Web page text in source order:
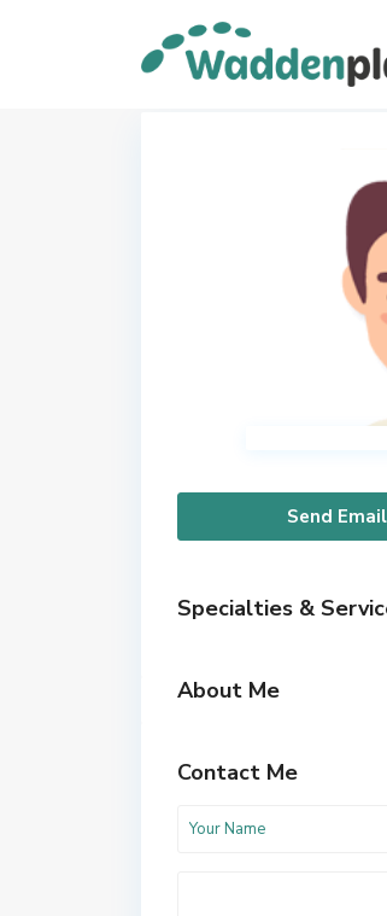
Send Email
Specialties &
About Me
Contact Me